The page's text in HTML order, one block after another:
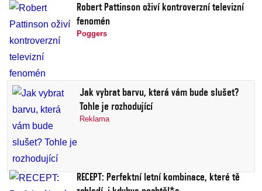
Robert Pattinson oživí kontroverzní televizní
fenomén
Poggers
Jak vybrat barvu, která vám bude slušet?
Tohle je rozhodující
Reklama
RECEPT: Perfektní letní kombinace, které tě